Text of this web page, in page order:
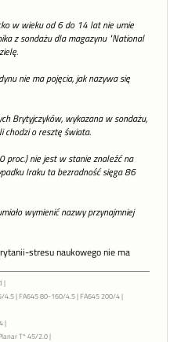
w wieku od 6 do 14 lat nie umie
z sondażu dla magazynu "National
nie ma pojęcia, jak nazywa się
Brytyjczyków, wykazana w sondażu,
chodzi o resztę świata.
proc.) nie jest w stanie znaleźć na
Iraku ta bezradność sięga 86
wymienić nazwy przynajmniej
stresu naukowego nie ma
|
4.5 | FA645 80-160/4.5 | FA645 200/4 |
|
T* 45/2.0 |